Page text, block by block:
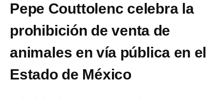
Pepe Couttolenc celebra la
prohibición de venta de
animales en vía pública en el
Estado de México